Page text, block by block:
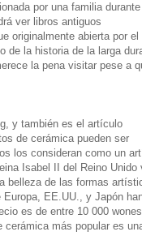
por una familia
ver libros antiguos
originalmente abierta por el
de la historia de la larga
la pena visitar pese a
y también es el artículo
de cerámica pueden ser
los consideran como un
Isabel II del Reino Unido
belleza de las formas
EE.UU., y Japón
es de entre 10 000 wones
más popular es